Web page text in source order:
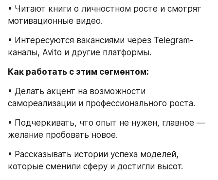
• Читают книги о личностном росте и смотрят
мотивационные видео.
• Интересуются вакансиями через Telegram-
каналы, Avito и другие платформы.
Как работать с этим сегментом:
• Делать акцент на возможности
самореализации и профессионального роста.
• Подчеркивать, что опыт не нужен, главное —
желание пробовать новое.
• Рассказывать истории успеха моделей,
которые сменили сферу и достигли высот.